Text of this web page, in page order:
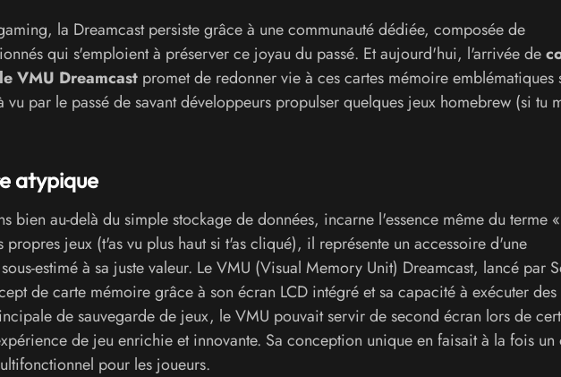
la Dreamcast persiste grâce à une communauté dédiée, composée de
qui s'emploient à préserver ce joyau du passé. Et aujourd'hui, l'arrivée de
VMU Dreamcastpromet de redonner vie à ces cartes mémoire emblématiques
vu par le passé de savant développeurs propulser quelques jeux homebrew (si tu
atypique
bien au-delà du simple stockage de données, incarne l'essence même du terme
jeux (t'as vu plus haut si t'as cliqué), il représente un accessoire d'une
estimé à sa juste valeur. Le VMU (Visual Memory Unit) Dreamcast, lancé par
de carte mémoire grâce à son écran LCD intégré et sa capacité à exécuter
de sauvegarde de jeux, le VMU pouvait servir de second écran lors de
de jeu enrichie et innovante. Sa conception unique en faisait à la fois un
pour les joueurs.